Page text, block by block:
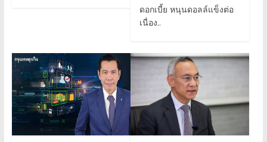
ดอกเบี้ย หนุนดอลล์แข็งต่อ
เนื่อง..